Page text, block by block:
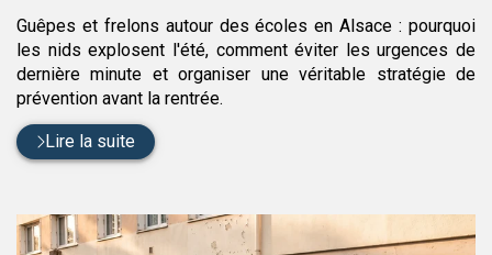
Guêpes et frelons autour des écoles en Alsace : pourquoi
les nids explosent l'été, comment éviter les urgences de
dernière minute et organiser une véritable stratégie de
prévention avant la rentrée.
Lire la suite